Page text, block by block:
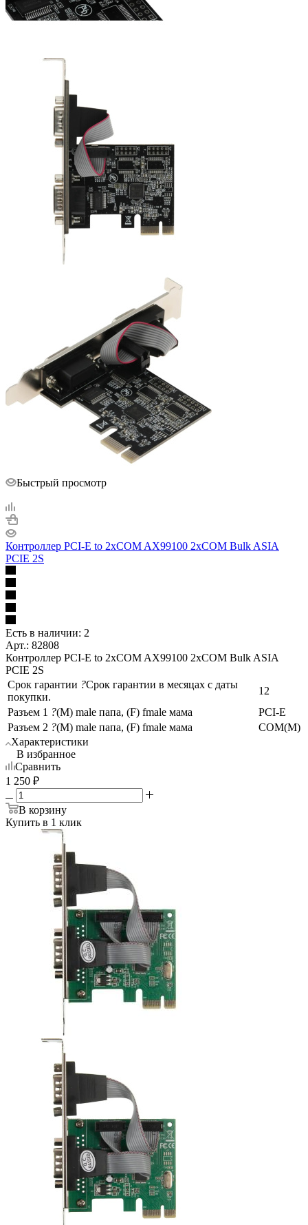
Быстрый просмотр
Контроллер PCI-E to 2xCOM AX99100 2xCOM Bulk ASIA
PCIE 2S
Есть в наличии: 2
Арт.: 82808
Контроллер PCI-E to 2xCOM AX99100 2xCOM Bulk ASIA
PCIE 2S
Срок гарантии ?Срок гарантии в месяцах с даты
покупки.
12
Разъем 1 ?(M) male папа, (F) fmale мама
PCI-E
Разъем 2 ?(M) male папа, (F) fmale мама
COM(M)
Характеристики
В избранное
Сравнить
1 250 ₽
В корзину
Купить в 1 клик